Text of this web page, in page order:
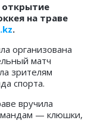
открытие
на траве
.
организована
матч
зрителям
спорта.
вручила
— клюшки,